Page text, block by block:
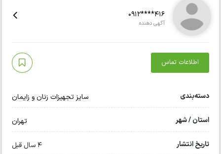
0912****416
آگهی دهنده
اطلاعات تماس
دسته‌بندی سایز تجهیزات زنان و زایمان
استان / شهر تهران
تاریخ انتشار 4 سال قبل